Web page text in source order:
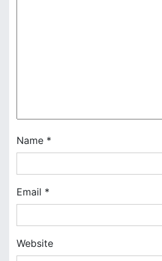
i
o
n
Name *
Email *
Website